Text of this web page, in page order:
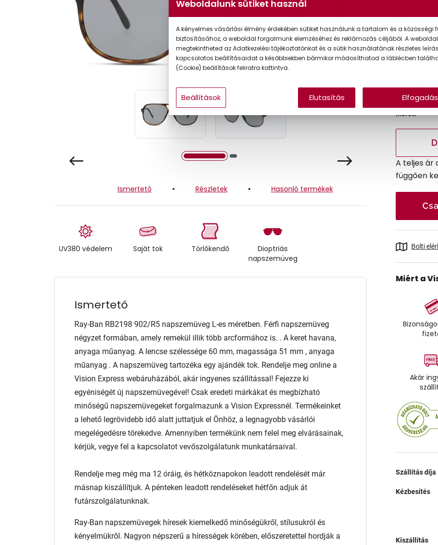
Gyermek
Ismertető Részletek Hasonló termékek
UV380 védelem Saját tok Törlőkendő
Dioptriás
napszemüveg
Ismertető
Ray-Ban RB2198 902/R5 napszemüveg L-es méretben. Férfi napszemüveg
négyzet formában, amely remekül illik több arcformához is. . A keret havana,
anyaga műanyag. A lencse szélessége 60 mm, magassága 51 mm , anyaga
műanyag . A napszemüveg tartozéka egy ajándék tok. Rendelje meg online a
Vision Express webáruházából, akár ingyenes szállítással! Fejezze ki
egyéniségét új napszemüvegével! Csak eredeti márkákat és megbízható
minőségű napszemüvegeket forgalmazunk a Vision Expressnél. Termékeinket
a lehető legrövidebb idő alatt juttatjuk el Önhöz, a legnagyobb vásárlói
megelégedésre törekedve. Amennyiben termékünk nem felel meg elvárásainak,
kérjük, vegye fel a kapcsolatot vevőszolgálatunk munkatársaival.
Rendelje meg még ma 12 óráig, és hétköznapokon leadott rendelését már
másnap kiszállítjuk. A pénteken leadott rendeléseket hétfőn adjuk át
futárszolgálatunknak.
Ray-Ban napszemüvegek híresek kiemelkedő minőségükről, stílusukról és
kényelmükről. Nagyon népszerű a hírességek körében, előszeretettel hordják a
Ár:
Online
Méret:
A teljes ár
függően
Bolti
Miért a
Akár
Szállítás díja
Kézbesítés
Kiszállítás
Weboldalunk sütiket használ
A kényelmes vásárlási élmény érdekében sütiket használunk a tartalom és a közösségi
biztosításához, a weboldal forgalmunk elemzéséhez és reklámozás céljából. A
megtekintheted az Adatkezelési tájékoztatónkat és a sütik használatának részletes
kapcsolatos beállításaidat a későbbiekben bármikor módosíthatod a láblécben
(Cookie) beállítások feliratra kattintva.
Beállítások Elutasítás Elfogadás